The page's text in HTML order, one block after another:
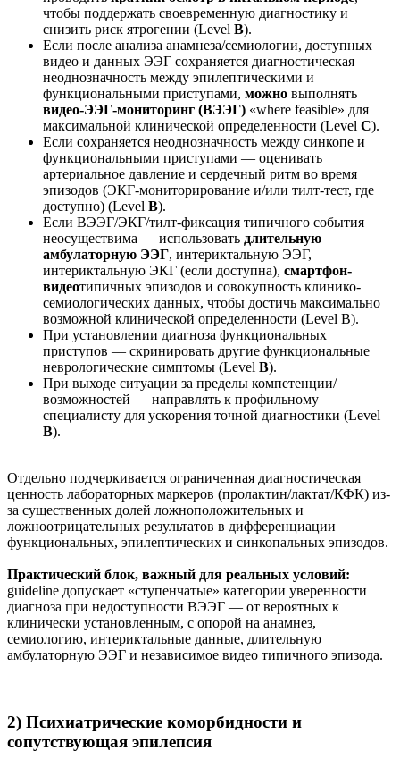
чтобы поддержать своевременную диагностику и
снизить риск ятрогении (Level B).
Если после анализа анамнеза/семиологии, доступных
видео и данных ЭЭГ сохраняется диагностическая
неоднозначность между эпилептическими и
функциональными приступами, можно выполнять
видео-ЭЭГ-мониторинг (ВЭЭГ) «where feasible» для
максимальной клинической определенности (Level C).
Если сохраняется неоднозначность между синкопе и
функциональными приступами — оценивать
артериальное давление и сердечный ритм во время
эпизодов (ЭКГ-мониторирование и/или тилт-тест, где
доступно) (Level B).
Если ВЭЭГ/ЭКГ/тилт-фиксация типичного события
неосуществима — использовать длительную
амбулаторную ЭЭГ, интериктальную ЭЭГ,
интериктальную ЭКГ (если доступна), смартфон-
видеотипичных эпизодов и совокупность клинико-
семиологических данных, чтобы достичь максимально
возможной клинической определенности (Level B).
При установлении диагноза функциональных
приступов — скринировать другие функциональные
неврологические симптомы (Level B).
При выходе ситуации за пределы компетенции/
возможностей — направлять к профильному
специалисту для ускорения точной диагностики (Level
B).
Отдельно подчеркивается ограниченная диагностическая
ценность лабораторных маркеров (пролактин/лактат/КФК) из-
за существенных долей ложноположительных и
ложноотрицательных результатов в дифференциации
функциональных, эпилептических и синкопальных эпизодов.
Практический блок, важный для реальных условий:
guideline допускает «ступенчатые» категории уверенности
диагноза при недоступности ВЭЭГ — от вероятных к
клинически установленным, с опорой на анамнез,
семиологию, интериктальные данные, длительную
амбулаторную ЭЭГ и независимое видео типичного эпизода.
2) Психиатрические коморбидности и
сопутствующая эпилепсия